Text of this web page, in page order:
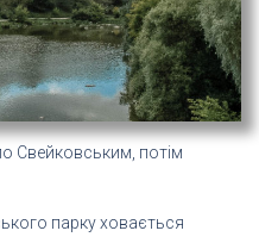
Свейковським, потім
парку ховається